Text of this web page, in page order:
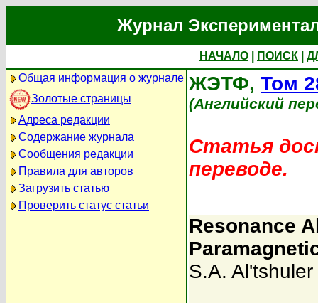
Журнал
НАЧАЛО ПОИСК
Общая информация о журнале
Золотые страницы
Адреса редакции
Содержание журнала
Сообщения редакции
Правила для авторов
Загрузить статью
Проверить статус статьи
ЖЭТФ, Том
(Английский
Статья
переводе.
Resonance
S.A. Al'tshuler